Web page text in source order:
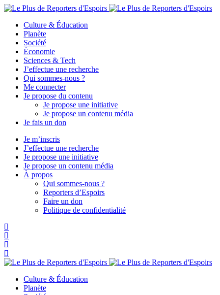
Culture & Éducation
Planète
Société
Économie
Sciences & Tech
J’effectue une recherche
Qui sommes-nous ?
Me connecter
Je propose du contenu
Je propose une initiative
Je propose un contenu média
Je fais un don
Je m’inscris
J’effectue une recherche
Je propose une initiative
Je propose un contenu média
À propos
Qui sommes-nous ?
Reporters d’Espoirs
Faire un don
Politique de confidentialité
Culture & Éducation
Planète